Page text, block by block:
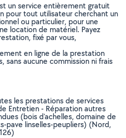
un service entièrement gratuit
pour tout utilisateur cherchant un
ou particulier, pour une
location de matériel. Payez
fixé par vous,
en ligne de la prestation
sans aucune commission ni frais
les prestations de services
Entretien - Réparation autres
(bois d'achelles, domaine de
pave linselles-peupliers) (Nord,